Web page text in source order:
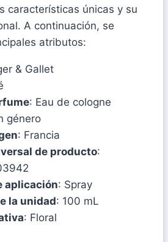
características únicas y su
A continuación, se
atributos:
& Gallet
: Eau de cologne
género
: Francia
de producto:
aplicación: Spray
la unidad: 100 mL
: Floral